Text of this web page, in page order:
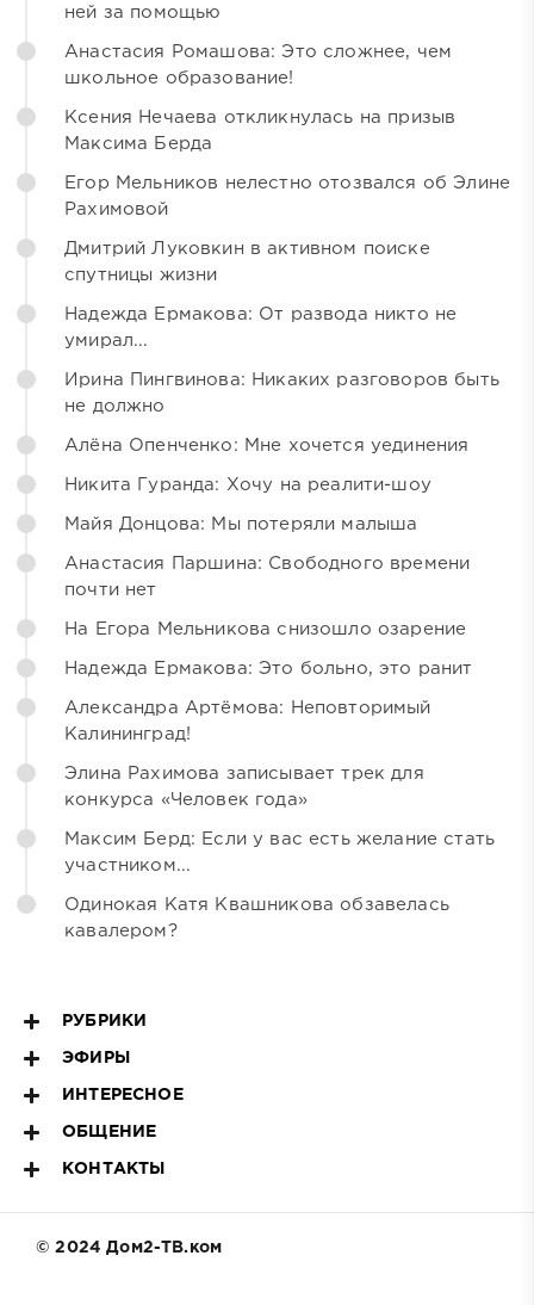
ней за помощью
Анастасия Ромашова: Это сложнее, чем
школьное образование!
Ксения Нечаева откликнулась на призыв
Максима Берда
Егор Мельников нелестно отозвался об Элине
Рахимовой
Дмитрий Луковкин в активном поиске
спутницы жизни
Надежда Ермакова: От развода никто не
умирал...
Ирина Пингвинова: Никаких разговоров быть
не должно
Алёна Опенченко: Мне хочется уединения
Никита Гуранда: Хочу на реалити-шоу
Майя Донцова: Мы потеряли малыша
Анастасия Паршина: Свободного времени
почти нет
На Егора Мельникова снизошло озарение
Надежда Ермакова: Это больно, это ранит
Александра Артёмова: Неповторимый
Калининград!
Элина Рахимова записывает трек для
конкурса «Человек года»
Максим Берд: Если у вас есть желание стать
участником...
Одинокая Катя Квашникова обзавелась
кавалером?
РУБРИКИ
ЭФИРЫ
ИНТЕРЕСНОЕ
ОБЩЕНИЕ
КОНТАКТЫ
© 2024 Дом2-ТВ.ком